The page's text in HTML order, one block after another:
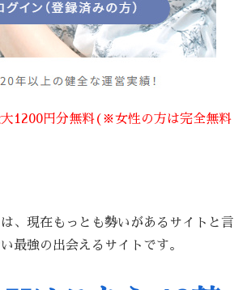
1200円分無料(※女性の方は完全無料
、現在もっとも勢いがあるサイトと言
最強の出会えるサイトです。